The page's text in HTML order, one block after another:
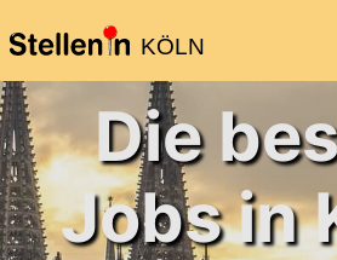
KÖLN
Die
Jobs in